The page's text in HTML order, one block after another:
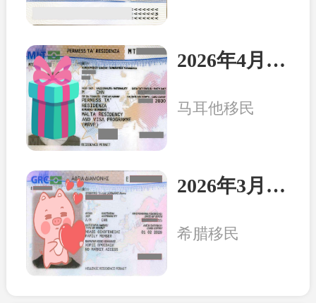
2026年4月8日：马耳他客户一家三口收到永居卡
马耳他移民
2026年3月20日：希腊客户一家三口收获永居卡
希腊移民